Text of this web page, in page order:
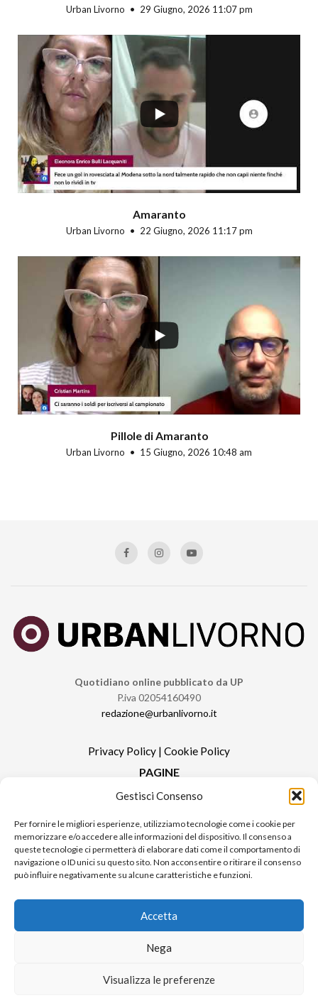
Gestisci Consenso
Per fornire le migliori esperienze, utilizziamo tecnologie come i cookie per
memorizzare e/o accedere alle informazioni del dispositivo. Il consenso a
queste tecnologie ci permetterà di elaborare dati come il comportamento di
navigazione o ID unici su questo sito. Non acconsentire o ritirare il consenso
può influire negativamente su alcune caratteristiche e funzioni.
Accetta
Nega
Visualizza le preferenze
Urban Livorno 29 Giugno, 2026 11:07 pm
Amaranto
Urban Livorno 22 Giugno, 2026 11:17 pm
Pillole di Amaranto
Urban Livorno 15 Giugno, 2026 10:48 am
Quotidiano online pubblicato da UP
P.iva 02054160490
redazione@urbanlivorno.it
Privacy Policy | Cookie Policy
PAGINE
Redazione
Contatti
Pubblicità
Sitemap
RUBRICHE
Urban Video